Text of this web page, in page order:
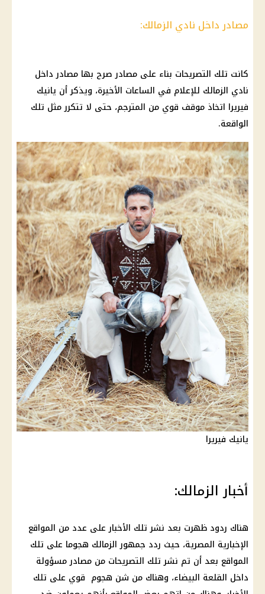
مصادر داخل نادي الزمالك:
كانت تلك التصريحات بناء على مصادر صرح بها مصادر داخل
نادي الزمالك للإعلام في الساعات الأخيرة، ويذكر أن يانيك
فيريرا اتخاذ موقف قوي من المترجم، حتى لا تتكرر مثل تلك
الواقعة.
يانيك فيريرا
أخبار الزمالك:
هناك ردود ظهرت بعد نشر تلك الأخبار على عدد من المواقع
الإخبارية المصرية، حيث ردد جمهور الزمالك هجوما على تلك
المواقع بعد أن تم نشر تلك التصريحات من مصادر مسؤولة
داخل القلعة البيضاء، وهناك من شن هجوم قوي على تلك